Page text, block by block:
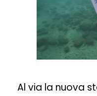
Al via la nuova